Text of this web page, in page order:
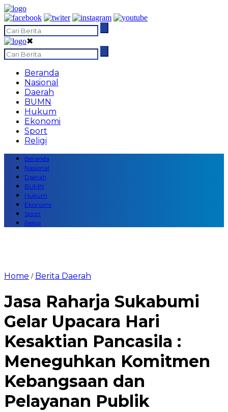
✖
Beranda
Nasional
Daerah
BUMN
Hukum
Ekonomi
Sport
Religi
Beranda
Nasional
Daerah
BUMN
Hukum
Ekonomi
Sport
Religi
Home / Berita Daerah
Jasa Raharja Sukabumi
Gelar Upacara Hari
Kesaktian Pancasila :
Meneguhkan Komitmen
Kebangsaan dan
Pelayanan Publik